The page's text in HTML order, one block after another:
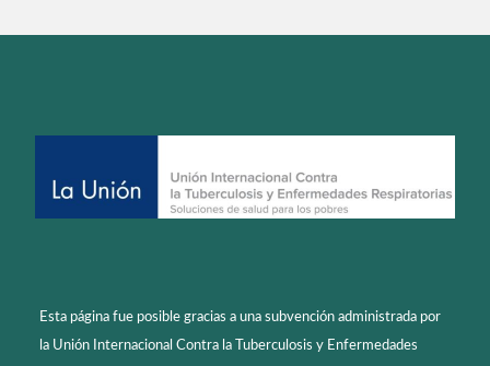
Esta página fue posible gracias a una subvención administrada por
la Unión Internacional Contra la Tuberculosis y Enfermedades